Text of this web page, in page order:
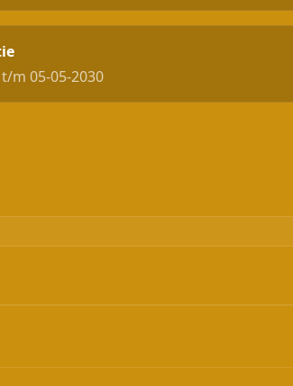
m 05-05-2030